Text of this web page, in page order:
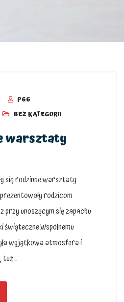
P66
BEZ KATEGORII
warsztaty
się rodzinne warsztaty
rodzicom
przy unoszącym się zapachu
świąteczne.Wspólnemu
wyjątkowa atmosfera i
tuż…